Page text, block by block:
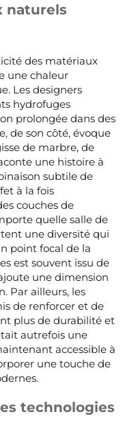
naturels
des matériaux
une chaleur
Les designers
hydrofuges
prolongée dans des
de son côté, évoque
de marbre, de
une histoire à
subtile de
à la fois
couches de
quelle salle de
une diversité qui
point focal de la
est souvent issu de
une dimension
Par ailleurs, les
de renforcer et de
plus de durabilité et
autrefois une
accessible à
une touche de
technologies